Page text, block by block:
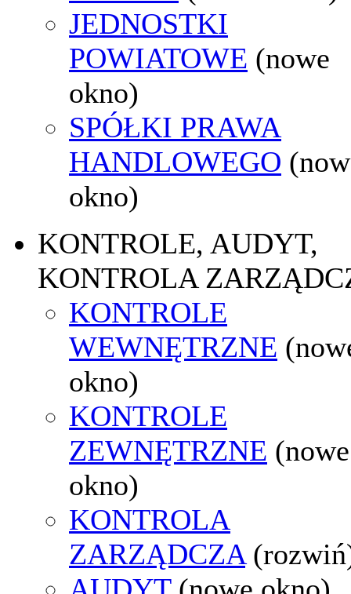
JEDNOSTKI
POWIATOWE (nowe
okno)
SPÓŁKI PRAWA
HANDLOWEGO
okno)
KONTROLE, AUDYT,
KONTROLA
KONTROLE
WEWNĘTRZNE
okno)
KONTROLE
ZEWNĘTRZNE (nowe
okno)
KONTROLA
ZARZĄDCZA